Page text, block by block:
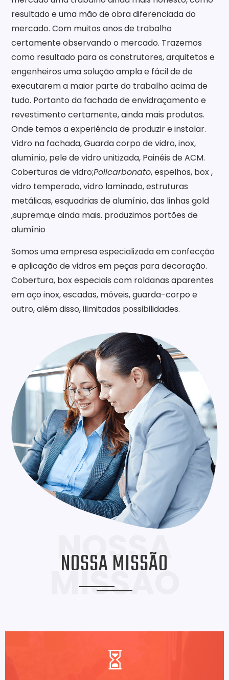
resultado e uma mão de obra diferenciada do
mercado. Com muitos anos de trabalho
certamente observando o mercado. Trazemos
como resultado para os construtores, arquitetos e
engenheiros uma solução ampla e fácil de de
executarem a maior parte do trabalho acima de
tudo. Portanto da fachada de envidraçamento e
revestimento certamente, ainda mais produtos.
Onde temos a experiência de produzir e instalar.
Vidro na fachada, Guarda corpo de vidro, inox,
alumínio, pele de vidro unitizada, Painéis de ACM.
Coberturas de vidro;Policarbonato, espelhos, box ,
vidro temperado, vidro laminado, estruturas
metálicas, esquadrias de alumínio, das linhas gold
,suprema,e ainda mais. produzimos portões de
alumínio
Somos uma empresa especializada em confecção
e aplicação de vidros em peças para decoração.
Cobertura, box especiais com roldanas aparentes
em aço inox, escadas, móveis, guarda-corpo e
outro, além disso, ilimitadas possibilidades.
NOSSA
MISSÃO
NOSSA MISSÃO